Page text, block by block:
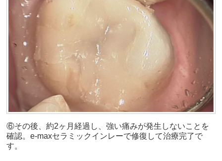
⑥その後、約2ヶ月経過し、強い痛みが発生しないことを
確認。e-maxセラミックインレーで修復して治療完了で
す。